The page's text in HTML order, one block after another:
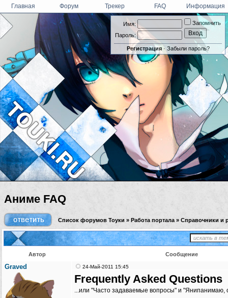
Имя:
Пароль:
Запомнить
Регистрация· Забыли пароль?
Главная Форум Трекер FAQ Информация
Аниме FAQ
Список форумов Тоуки » Работа портала » Справочники и
Автор Сообщение
Graved 24-Май-2011 15:45
Frequently Asked Questions
...или "Часто задаваемые вопросы" и "Янипанимаю,